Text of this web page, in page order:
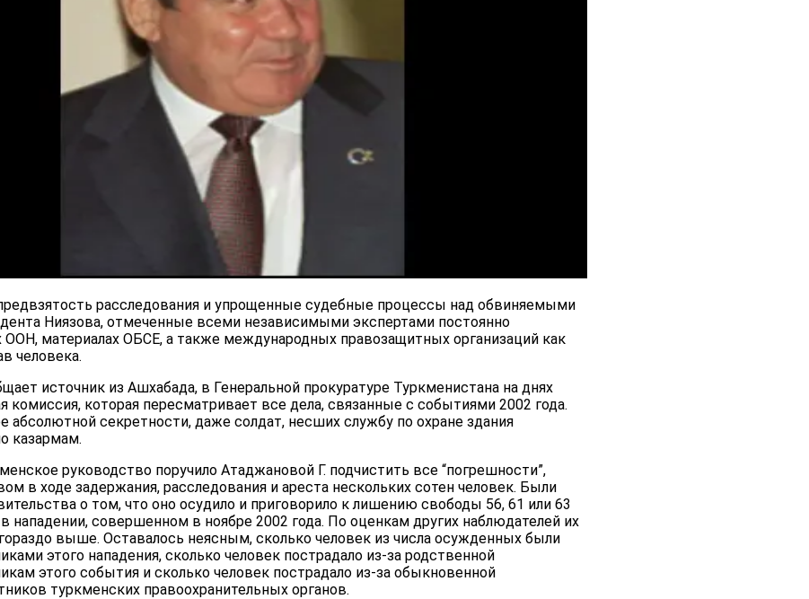
расследования и упрощенные судебные процессы над обвиняемыми
Ниязова, отмеченные всеми независимыми экспертами постоянно
ООН, материалах ОБСЕ, а также международных правозащитных организаций как
человека.
источник из Ашхабада, в Генеральной прокуратуре Туркменистана на днях
комиссия, которая пересматривает все дела, связанные с событиями 2002 года.
абсолютной секретности, даже солдат, несших службу по охране здания
казармам.
руководство поручило Атаджановой Г. подчистить все “погрешности”,
в ходе задержания, расследования и ареста нескольких сотен человек. Были
о том, что оно осудило и приговорило к лишению свободы 56, 61 или 63
в нападении, совершенном в ноябре 2002 года. По оценкам других наблюдателей их
выше. Оставалось неясным, сколько человек из числа осужденных были
этого нападения, сколько человек пострадало из-за родственной
этого события и сколько человек пострадало из-за обыкновенной
туркменских правоохранительных органов.